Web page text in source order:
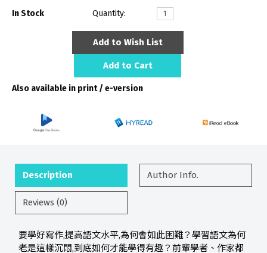
In Stock Quantity:
Add to Wish List
Add to Cart
Also available in print / e-version
Description Author Info.
Reviews (0)
要學好寫作,提高語文水平,為何會如此困難？學習語文為何
老是這樣沉悶,到底如何才能學得有趣？前輩學者、作家都